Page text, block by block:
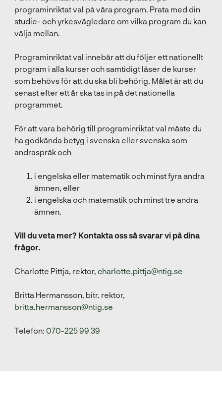
programinriktat val på våra program. Prata med din
studie- och yrkesvägledare om vilka program du kan
välja mellan.
Programinriktat val innebär att du följer ett nationellt
program i alla kurser och samtidigt läser de kurser
som behövs för att du ska bli behörig. Målet är att du
senast efter ett år ska tas in på det nationella
programmet.
För att vara behörig till programinriktat val måste du
ha godkända betyg i svenska eller svenska som
andraspråk och
i engelska eller matematik och minst fyra andra
ämnen, eller
i engelska och matematik och minst tre andra
ämnen.
Vill du veta mer? Kontakta oss så svarar vi på dina
frågor.
Charlotte Pittja, rektor, charlotte.pittja@ntig.se
Britta Hermansson, bitr. rektor,
britta.hermansson@ntig.se
Telefon: 070-225 99 39